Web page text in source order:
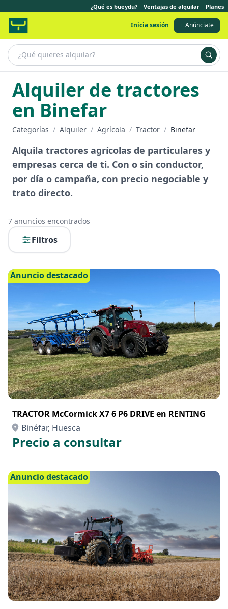
¿Qué es bueydu? Ventajas de alquilar Planes
Inicia sesión + Anúnciate
Alquiler de tractores
en Binefar
Categorías / Alquiler / Agrícola / Tractor / Binefar
Alquila tractores agrícolas de particulares y
empresas cerca de ti. Con o sin conductor,
por día o campaña, con precio negociable y
trato directo.
7 anuncios encontrados
Filtros
Anuncio destacado
TRACTOR McCormick X7 6 P6 DRIVE en RENTING
Binéfar, Huesca
Precio a consultar
Anuncio destacado